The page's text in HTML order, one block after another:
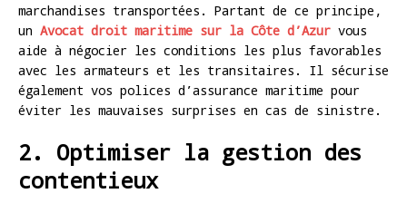
marchandises transportées. Partant de ce principe,
un Avocat droit maritime sur la Côte d’Azur vous
aide à négocier les conditions les plus favorables
avec les armateurs et les transitaires. Il sécurise
également vos polices d’assurance maritime pour
éviter les mauvaises surprises en cas de sinistre.
2. Optimiser la gestion des
contentieux